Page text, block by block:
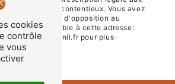
de gestion des contentieux. Vous avez
sur la liste d'opposition au
disponible à cette adresse:
le site cnil.fr pour plus
vos droits.
cookies
contrôle
vous